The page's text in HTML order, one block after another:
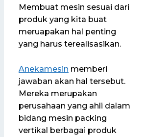
Membuat mesin sesuai dari
produk yang kita buat
meruapakan hal penting
yang harus terealisasikan.
Anekamesin memberi
jawaban akan hal tersebut.
Mereka merupakan
perusahaan yang ahli dalam
bidang mesin packing
vertikal berbagai produk